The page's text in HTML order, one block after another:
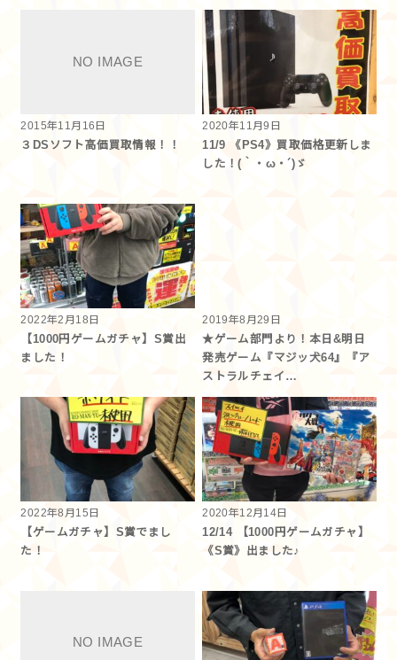
2015年11月16日
３DSソフト高価買取情報！！
2020年11月9日
11/9 《PS4》買取価格更新しま
した！(｀・ω・´)ゞ
2022年2月18日
【1000円ゲームガチャ】S賞出
ました！
2019年8月29日
★ゲーム部門より！本日&明日
発売ゲーム『マジッ犬64』『ア
ストラルチェイ…
2022年8月15日
【ゲームガチャ】S賞でまし
た！
2020年12月14日
12/14 【1000円ゲームガチャ】
《S賞》出ました♪